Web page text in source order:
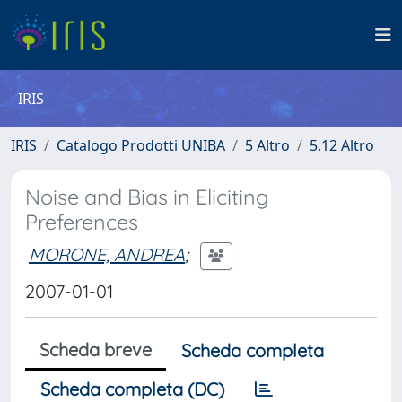
IRIS
IRIS Catalogo Prodotti UNIBA 5 Altro 5.12 Altro
Noise and Bias in Eliciting
Preferences
MORONE, ANDREA;
2007-01-01
Scheda breve
Scheda completa
Scheda completa (DC)